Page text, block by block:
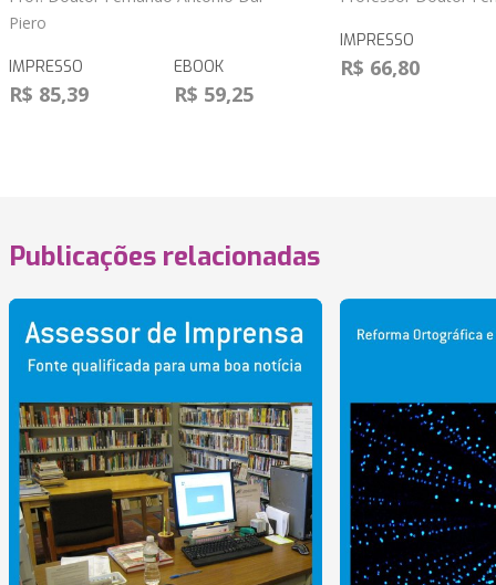
Piero
IMPRESSO
R$ 85,39
EBOOK
R$ 59,25
IMPRESSO
R$ 66,80
Publicações relacionadas